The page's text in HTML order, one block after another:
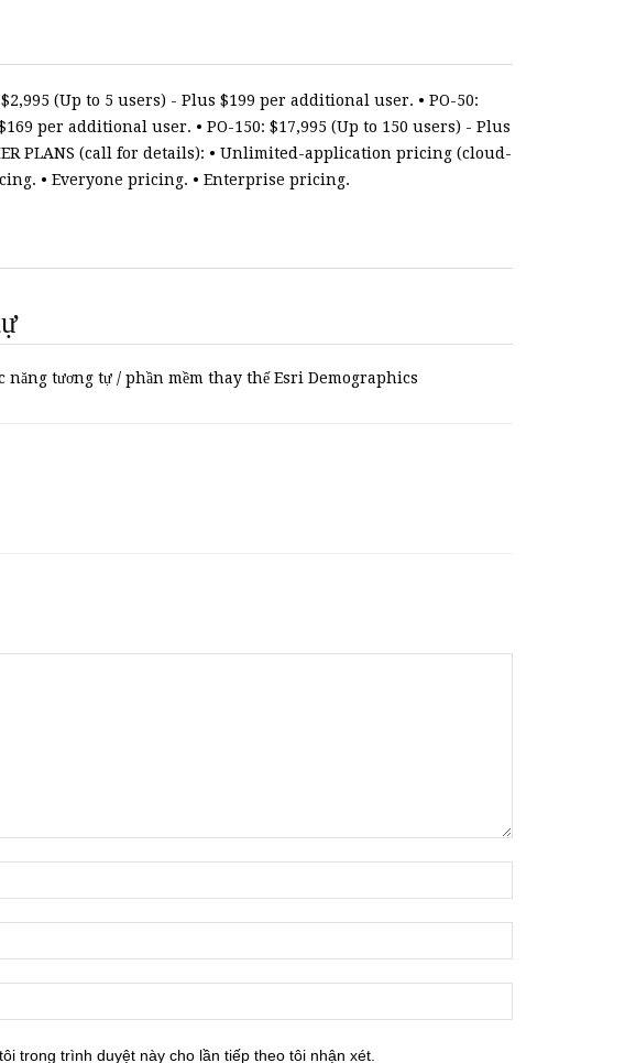
(Up to 5 users) - Plus $199 per additional user. • PO-50:
per additional user. • PO-150: $17,995 (Up to 150 users) - Plus
PLANS (call for details): • Unlimited-application pricing (cloud-
• Everyone pricing. • Enterprise pricing.
tương tự / phần mềm thay thế Esri Demographics
trong trình duyệt này cho lần tiếp theo tôi nhận xét.